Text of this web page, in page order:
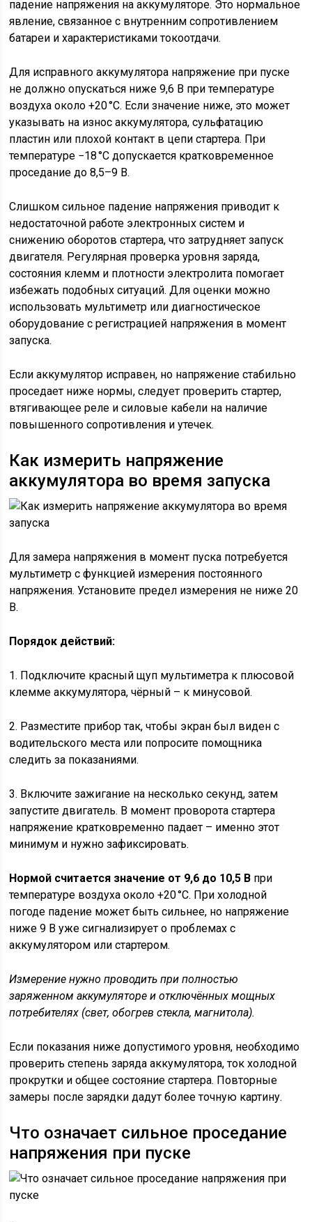
падение напряжения на аккумуляторе. Это нормальное
явление, связанное с внутренним сопротивлением
батареи и характеристиками токоотдачи.
Для исправного аккумулятора напряжение при пуске
не должно опускаться ниже 9,6 В при температуре
воздуха около +20 °C. Если значение ниже, это может
указывать на износ аккумулятора, сульфатацию
пластин или плохой контакт в цепи стартера. При
температуре −18 °C допускается кратковременное
проседание до 8,5–9 В.
Слишком сильное падение напряжения приводит к
недостаточной работе электронных систем и
снижению оборотов стартера, что затрудняет запуск
двигателя. Регулярная проверка уровня заряда,
состояния клемм и плотности электролита помогает
избежать подобных ситуаций. Для оценки можно
использовать мультиметр или диагностическое
оборудование с регистрацией напряжения в момент
запуска.
Если аккумулятор исправен, но напряжение стабильно
проседает ниже нормы, следует проверить стартер,
втягивающее реле и силовые кабели на наличие
повышенного сопротивления и утечек.
Как измерить напряжение
аккумулятора во время запуска
Для замера напряжения в момент пуска потребуется
мультиметр с функцией измерения постоянного
напряжения. Установите предел измерения не ниже 20
В.
Порядок действий:
1. Подключите красный щуп мультиметра к плюсовой
клемме аккумулятора, чёрный – к минусовой.
2. Разместите прибор так, чтобы экран был виден с
водительского места или попросите помощника
следить за показаниями.
3. Включите зажигание на несколько секунд, затем
запустите двигатель. В момент проворота стартера
напряжение кратковременно падает – именно этот
минимум и нужно зафиксировать.
Нормой считается значение от 9,6 до 10,5 В при
температуре воздуха около +20 °C. При холодной
погоде падение может быть сильнее, но напряжение
ниже 9 В уже сигнализирует о проблемах с
аккумулятором или стартером.
Измерение нужно проводить при полностью
заряженном аккумуляторе и отключённых мощных
потребителях (свет, обогрев стекла, магнитола).
Если показания ниже допустимого уровня, необходимо
проверить степень заряда аккумулятора, ток холодной
прокрутки и общее состояние стартера. Повторные
замеры после зарядки дадут более точную картину.
Что означает сильное проседание
напряжения при пуске